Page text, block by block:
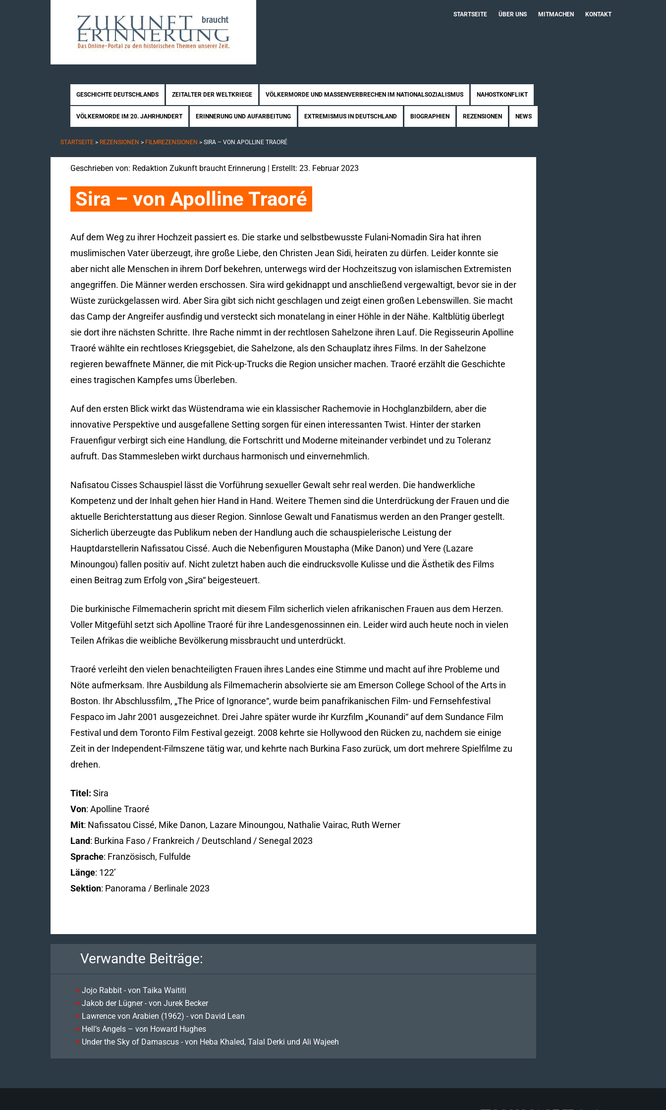
STARTSEITE ÜBER UNS MITMACHEN KONTAKT
GESCHICHTE DEUTSCHLANDS ZEITALTER DER WELTKRIEGE VÖLKERMORDE UND MASSENVERBRECHEN IM NATIONALSOZIALISMUS NAHOSTKONFLIKT
VÖLKERMORDE IM 20. JAHRHUNDERT ERINNERUNG UND AUFARBEITUNG EXTREMISMUS IN DEUTSCHLAND BIOGRAPHIEN REZENSIONEN NEWS
STARTSEITE > REZENSIONEN > FILMREZENSIONEN > SIRA – VON APOLLINE TRAORÉ
Geschrieben von: Redaktion Zukunft braucht Erinnerung | Erstellt: 23. Februar 2023
Sira – von Apolline Traoré
Auf dem Weg zu ihrer Hochzeit passiert es. Die starke und selbstbewusste Fulani-Nomadin Sira hat ihren
muslimischen Vater überzeugt, ihre große Liebe, den Christen Jean Sidi, heiraten zu dürfen. Leider konnte sie
aber nicht alle Menschen in ihrem Dorf bekehren, unterwegs wird der Hochzeitszug von islamischen Extremisten
angegriffen. Die Männer werden erschossen. Sira wird gekidnappt und anschließend vergewaltigt, bevor sie in der
Wüste zurückgelassen wird. Aber Sira gibt sich nicht geschlagen und zeigt einen großen Lebenswillen. Sie macht
das Camp der Angreifer ausfindig und versteckt sich monatelang in einer Höhle in der Nähe. Kaltblütig überlegt
sie dort ihre nächsten Schritte. Ihre Rache nimmt in der rechtlosen Sahelzone ihren Lauf. Die Regisseurin Apolline
Traoré wählte ein rechtloses Kriegsgebiet, die Sahelzone, als den Schauplatz ihres Films. In der Sahelzone
regieren bewaffnete Männer, die mit Pick-up-Trucks die Region unsicher machen. Traoré erzählt die Geschichte
eines tragischen Kampfes ums Überleben.
Auf den ersten Blick wirkt das Wüstendrama wie ein klassischer Rachemovie in Hochglanzbildern, aber die
innovative Perspektive und ausgefallene Setting sorgen für einen interessanten Twist. Hinter der starken
Frauenfigur verbirgt sich eine Handlung, die Fortschritt und Moderne miteinander verbindet und zu Toleranz
aufruft. Das Stammesleben wirkt durchaus harmonisch und einvernehmlich.
Nafisatou Cisses Schauspiel lässt die Vorführung sexueller Gewalt sehr real werden. Die handwerkliche
Kompetenz und der Inhalt gehen hier Hand in Hand. Weitere Themen sind die Unterdrückung der Frauen und die
aktuelle Berichterstattung aus dieser Region. Sinnlose Gewalt und Fanatismus werden an den Pranger gestellt.
Sicherlich überzeugte das Publikum neben der Handlung auch die schauspielerische Leistung der
Hauptdarstellerin Nafissatou Cissé. Auch die Nebenfiguren Moustapha (Mike Danon) und Yere (Lazare
Minoungou) fallen positiv auf. Nicht zuletzt haben auch die eindrucksvolle Kulisse und die Ästhetik des Films
einen Beitrag zum Erfolg von „Sira“ beigesteuert.
Die burkinische Filmemacherin spricht mit diesem Film sicherlich vielen afrikanischen Frauen aus dem Herzen.
Voller Mitgefühl setzt sich Apolline Traoré für ihre Landesgenossinnen ein. Leider wird auch heute noch in vielen
Teilen Afrikas die weibliche Bevölkerung missbraucht und unterdrückt.
Traoré verleiht den vielen benachteiligten Frauen ihres Landes eine Stimme und macht auf ihre Probleme und
Nöte aufmerksam. Ihre Ausbildung als Filmemacherin absolvierte sie am Emerson College School of the Arts in
Boston. Ihr Abschlussfilm, „The Price of Ignorance“, wurde beim panafrikanischen Film- und Fernsehfestival
Fespaco im Jahr 2001 ausgezeichnet. Drei Jahre später wurde ihr Kurzfilm „Kounandi“ auf dem Sundance Film
Festival und dem Toronto Film Festival gezeigt. 2008 kehrte sie Hollywood den Rücken zu, nachdem sie einige
Zeit in der Independent-Filmszene tätig war, und kehrte nach Burkina Faso zurück, um dort mehrere Spielfilme zu
drehen.
Titel: Sira
Von: Apolline Traoré
Mit: Nafissatou Cissé, Mike Danon, Lazare Minoungou, Nathalie Vairac, Ruth Werner
Land: Burkina Faso / Frankreich / Deutschland / Senegal 2023
Sprache: Französisch, Fulfulde
Länge: 122’
Sektion: Panorama / Berlinale 2023
Verwandte Beiträge:
Jojo Rabbit - von Taika Waititi
Jakob der Lügner - von Jurek Becker
Lawrence von Arabien (1962) - von David Lean
Hell’s Angels – von Howard Hughes
Under the Sky of Damascus - von Heba Khaled, Talal Derki und Ali Wajeeh